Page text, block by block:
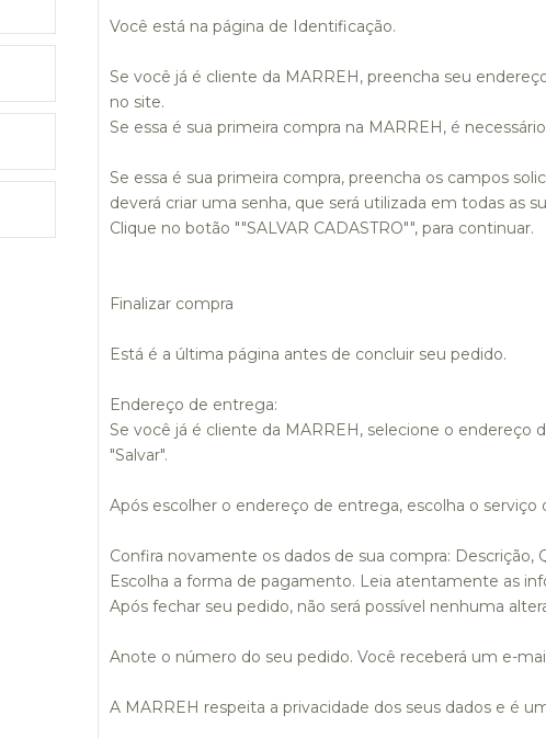
Você está na página de Identificação.
Se você já é cliente da MARREH, preencha seu
no site.
Se essa é sua primeira compra na MARREH, é
Se essa é sua primeira compra, preencha os campos
deverá criar uma senha, que será utilizada em todas as
Clique no botão ""SALVAR CADASTRO"", para continuar.
Finalizar compra
Está é a última página antes de concluir seu pedido.
Endereço de entrega:
Se você já é cliente da MARREH, selecione o endereço
"Salvar".
Após escolher o endereço de entrega, escolha o serviço
Confira novamente os dados de sua compra:
Escolha a forma de pagamento. Leia atentamente as
Após fechar seu pedido, não será possível nenhuma
Anote o número do seu pedido. Você receberá um e-
A MARREH respeita a privacidade dos seus dados e é